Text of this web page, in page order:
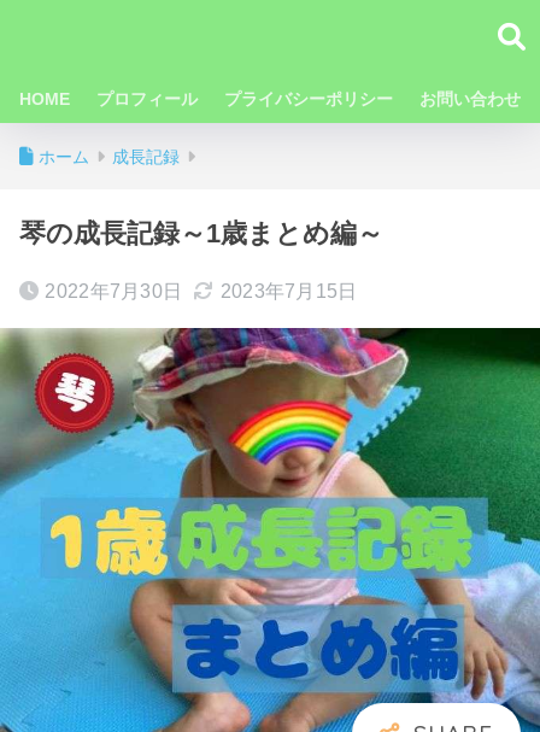
HOME プロフィール プライバシーポリシー お問い合わせ
ホーム 成長記録
琴の成長記録～1歳まとめ編～
2022年7月30日 2023年7月15日